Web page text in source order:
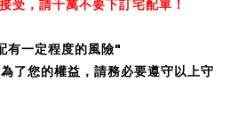
受，請千萬不要下訂宅配單！
有一定程度的風險"
了您的權益，請務必要遵守以上守